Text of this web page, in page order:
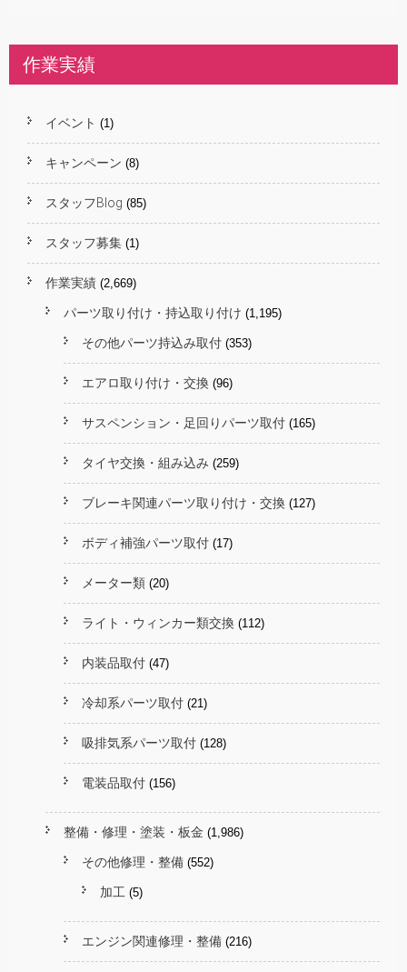
作業実績
イベント (1)
キャンペーン (8)
スタッフBlog (85)
スタッフ募集 (1)
作業実績 (2,669)
パーツ取り付け・持込取り付け (1,195)
その他パーツ持込み取付 (353)
エアロ取り付け・交換 (96)
サスペンション・足回りパーツ取付 (165)
タイヤ交換・組み込み (259)
ブレーキ関連パーツ取り付け・交換 (127)
ボディ補強パーツ取付 (17)
メーター類 (20)
ライト・ウィンカー類交換 (112)
内装品取付 (47)
冷却系パーツ取付 (21)
吸排気系パーツ取付 (128)
電装品取付 (156)
整備・修理・塗装・板金 (1,986)
その他修理・整備 (552)
加工 (5)
エンジン関連修理・整備 (216)